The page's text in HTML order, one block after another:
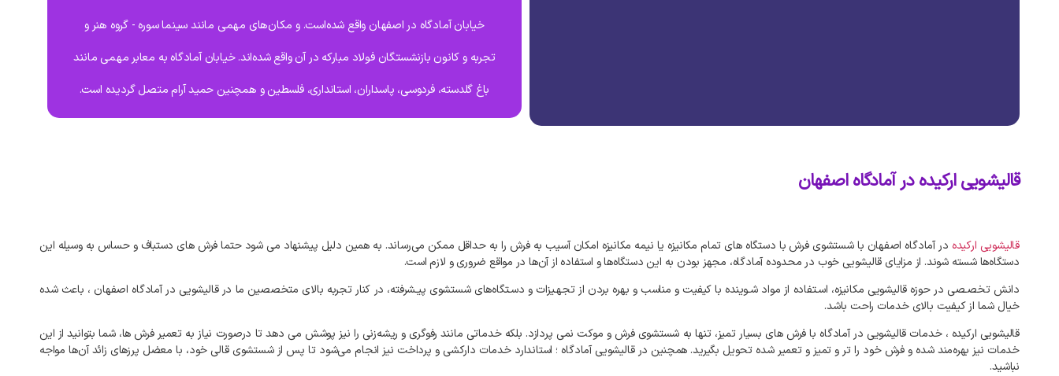
خیابان آمادگاه در اصفهان واقع شده‌است. و مکان‌های مهمی مانند سینما سوره - گروه هنر و
تجربه و کانون بازنشستگان فولاد مبارکه در آن واقع شده‌اند. خیابان آمادگاه به معابر مهمی مانند
باغ گلدسته، فردوسی، پاسداران، استانداری، فلسطین و همچنین حمید آرام متصل گردیده است.
قالیشویی ارکیده در آمادگاه اصفهان
قالیشویی ارکیده در آمادگاه اصفهان با شستشوی فرش با دستگاه‌ های تمام مکانیزه یا نیمه مکانیزه امکان آسیب به فرش را به حداقل ممکن می‌رساند. به‌ همین دلیل پیشنهاد می‌ شود حتما فرش‌ های دستباف و حساس به وسیله این
دستگاه‌ها شسته شوند. از مزایای قالیشویی خوب در محدوده آمادگاه، مجهز بودن به این دستگاه‌ها و استفاده از آن‌ها در مواقع ضروری و لازم است.
دانش تخصـصی در حوزه قالیشویی مکانیزه، اسـتفاده از مواد شـوینده با کیفیت و مناسب و بهره بردن از تجهـیزات و دسـتگاه‌های شستشوی پیـشرفته، در کنار تجربه بالای متخصصین ما در قالیشویی در آمادگاه اصفهان ، باعث شده
خیال شما از کیفیت بالای خدمات راحت باشد.
قالیشویی ارکیده ، خدمات قالیشویی در آمادگاه با فرش های بسیار تمیز، تنها به شستشوی فرش و موکت نمی‌ پردازد. بلکه خدماتی مانند رفوگری و ریشه‌زنی را نیز پوشش می‌ دهد تا درصورت نیاز به تعمیر فرش‌ ها، شما بتوانید از این
خدمات نیز بهره‌مند شده و فرش خود را تر و تمیز و تعمیر شده تحویل بگیرید. همچنین در قالیشویی آمادگاه ؛ استاندارد خدمات دارکشی و پرداخت نیز انجام می‌شود تا پس از شستشوی قالی خود، با معضل پرزهای زائد آن‌ها مواجه
نباشید.